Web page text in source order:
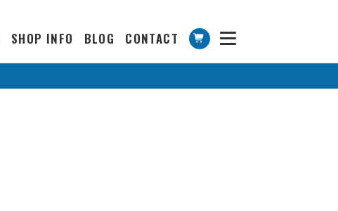
SHOP INFO BLOG CONTACT